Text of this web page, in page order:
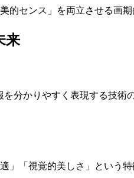
的センス」を両立させる画期
来
分かりやすく表現する技
」「視覚的美しさ」という